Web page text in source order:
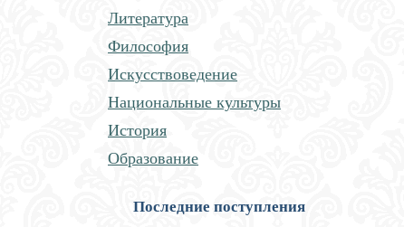
Литература
Философия
Искусствоведение
Национальные культуры
История
Образование
Последние поступления